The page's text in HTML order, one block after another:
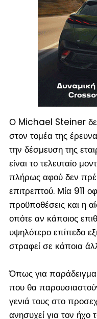
Ο Michael Steiner
στον τομέα της
την δέσμευση της
είναι το τελευταίο
πλήρως αφού δεν
επιτρεπτού. Μία 911
προϋποθέσεις και η
οπότε αν κάποιος
υψηλότερο επίπεδο
στραφεί σε κάποια
Όπως για παράδειγμα
που θα
γενιά τους στο
ανησυχεί για τον ήχο